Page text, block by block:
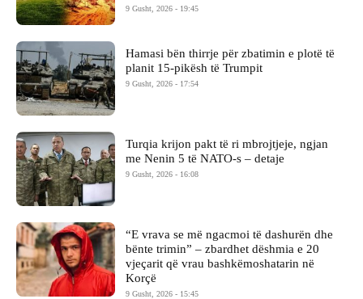
9 Gusht, 2026 - 19:45
Hamasi bën thirrje për zbatimin e plotë të
planit 15-pikësh të Trumpit
9 Gusht, 2026 - 17:54
Turqia krijon pakt të ri mbrojtjeje, ngjan
me Nenin 5 të NATO-s – detaje
9 Gusht, 2026 - 16:08
“E vrava se më ngacmoi të dashurën dhe
bënte trimin” – zbardhet dëshmia e 20
vjeçarit që vrau bashkëmoshatarin në
Korçë
9 Gusht, 2026 - 15:45